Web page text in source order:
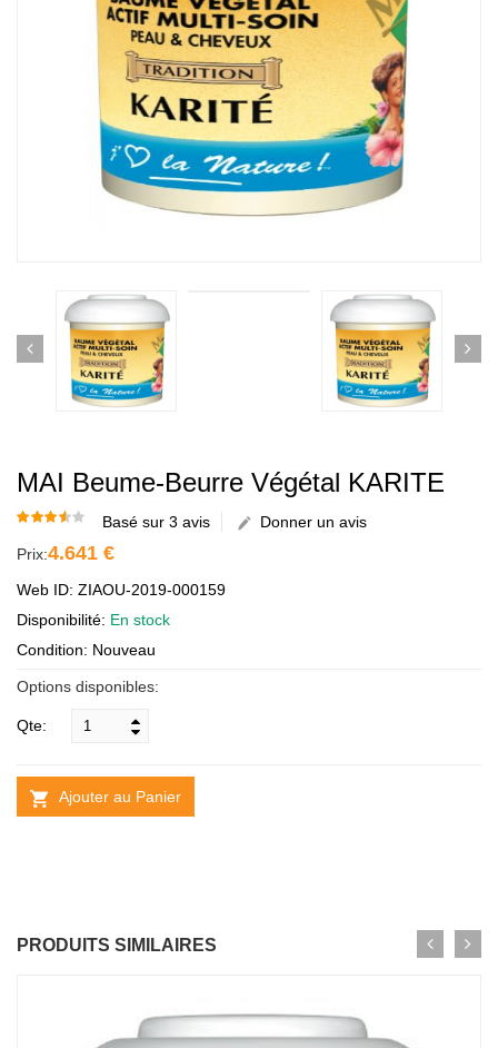
MAI Beume-Beurre Végétal KARITE
Basé sur 3 avis
Donner un avis
Prix:4.641 €
Web ID: ZIAOU-2019-000159
Disponibilité: En stock
Condition: Nouveau
Options disponibles:
Qte:
Ajouter au Panier
PRODUITS SIMILAIRES